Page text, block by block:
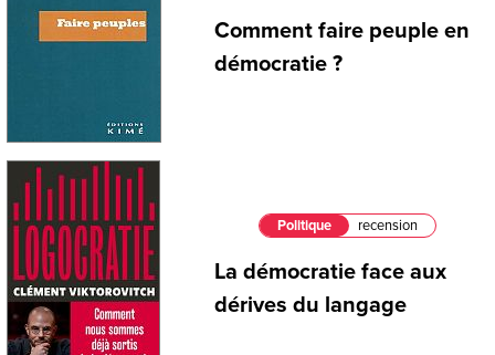
Comment faire peuple en
démocratie ?
Politique recension
La démocratie face aux
dérives du langage